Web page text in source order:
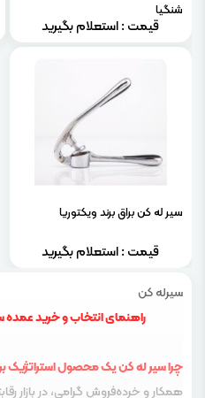
شنگیا
قیمت : استعلام بگیرید
سير له كن براق برند ویکتوریا
قیمت : استعلام بگیرید
سیرله کن
راهنمای انتخاب و خرید عمده
چرا سیر له کن یک محصول استراتژیک
همکار و خرده‌فروش گرامی، در بازار